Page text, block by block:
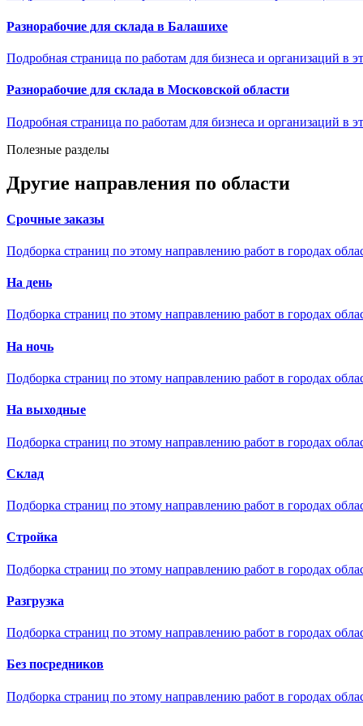
Разнорабочие для склада в Балашихе
Подробная страница по работам для бизнеса и организаций в
Разнорабочие для склада в Московской области
Подробная страница по работам для бизнеса и организаций в
Полезные разделы
Другие направления по области
Срочные заказы
Подборка страниц по этому направлению работ в городах
На день
Подборка страниц по этому направлению работ в городах
На ночь
Подборка страниц по этому направлению работ в городах
На выходные
Подборка страниц по этому направлению работ в городах
Склад
Подборка страниц по этому направлению работ в городах
Стройка
Подборка страниц по этому направлению работ в городах
Разгрузка
Подборка страниц по этому направлению работ в городах
Без посредников
Подборка страниц по этому направлению работ в городах